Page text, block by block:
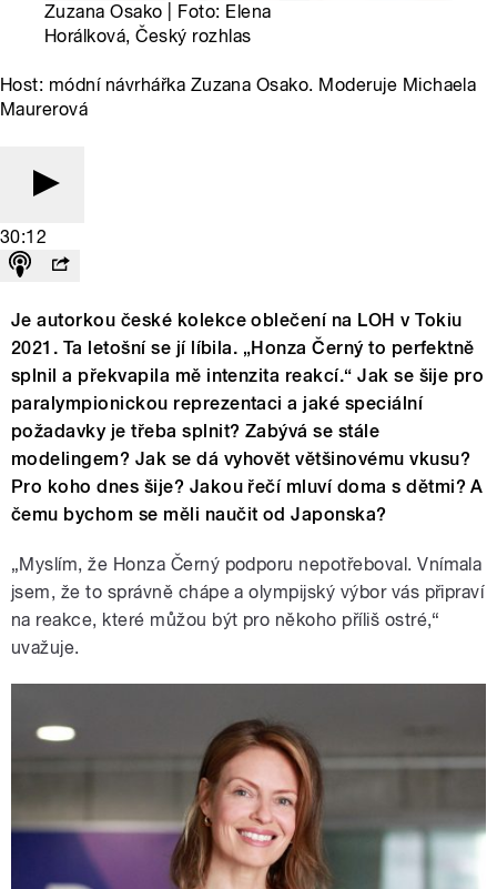
Zuzana Osako | Foto: Elena
Horálková, Český rozhlas
Host: módní návrhářka Zuzana Osako. Moderuje Michaela
Maurerová
30:12
Je autorkou české kolekce oblečení na LOH v Tokiu
2021. Ta letošní se jí líbila. „Honza Černý to perfektně
splnil a překvapila mě intenzita reakcí.“ Jak se šije pro
paralympionickou reprezentaci a jaké speciální
požadavky je třeba splnit? Zabývá se stále
modelingem? Jak se dá vyhovět většinovému vkusu?
Pro koho dnes šije? Jakou řečí mluví doma s dětmi? A
čemu bychom se měli naučit od Japonska?
„Myslím, že Honza Černý podporu nepotřeboval. Vnímala
jsem, že to správně chápe a olympijský výbor vás připraví
na reakce, které můžou být pro někoho příliš ostré,“
uvažuje.